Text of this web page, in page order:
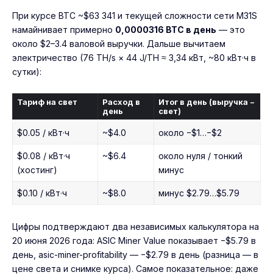
При курсе BTC ~$63 341 и текущей сложности сети M31S
намайнивает примерно 0,0000316 BTC в день — это
около $2–3.4 валовой выручки. Дальше вычитаем
электричество (76 TH/s × 44 J/TH ≈ 3,34 кВт, ~80 кВт·ч в
сутки):
Тариф на свет
Расход в
день
Итог в день (выручка −
свет)
$0.05 / кВт·ч ~$4.0 около −$1…−$2
$0.08 / кВт·ч
(хостинг)
~$6.4
около нуля / тонкий
минус
$0.10 / кВт·ч ~$8.0 минус $2.79…$5.79
Цифры подтверждают два независимых калькулятора на
20 июня 2026 года: ASIC Miner Value показывает −$5.79 в
день, asic-miner-profitability — −$2.79 в день (разница — в
цене света и снимке курса). Самое показательное: даже